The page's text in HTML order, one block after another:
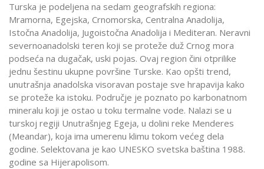
Turska je podeljena na sedam geografskih regiona:
Mramorna, Egejska, Crnomorska, Centralna Anadolija,
Istočna Anadolija, Jugoistočna Anadolija i Mediteran. Neravni
severnoanadolski teren koji se proteže duž Crnog mora
podseća na dugačak, uski pojas. Ovaj region čini otprilike
jednu šestinu ukupne površine Turske. Kao opšti trend,
unutrašnja anadolska visoravan postaje sve hrapavija kako
se proteže ka istoku. Područje je poznato po karbonatnom
mineralu koji je ostao u toku termalne vode. Nalazi se u
turskoj regiji Unutrašnjeg Egeja, u dolini reke Menderes
(Meandar), koja ima umerenu klimu tokom većeg dela
godine. Selektovana je kao UNESKO svetska baština 1988.
godine sa Hijerapolisom.